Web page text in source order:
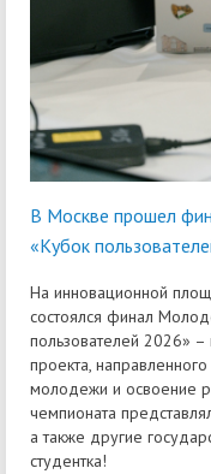
В Москве прошел
«Кубок
На инновационной
состоялся финал
пользователей 2026» –
проекта,
молодежи и освоение
чемпионата
а также другие
студентка!